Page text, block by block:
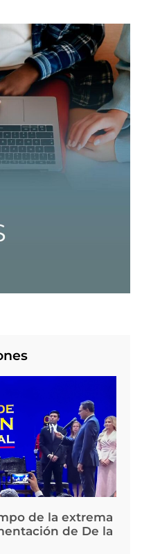
de la extrema
de De la